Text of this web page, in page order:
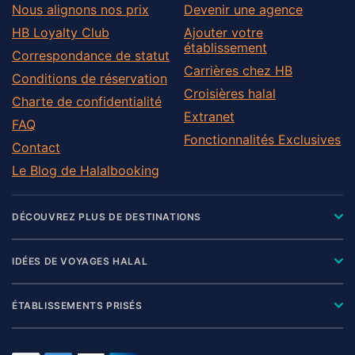
Tarzo
Treviso
Valdobbiadene
Vedelago
Villorba
Vittorio Veneto
Nous alignons nos prix
HB Loyalty Club
Correspondance de statut
Conditions de réservation
Charte de confidentialité
FAQ
Contact
Le Blog de Halalbooking
Devenir une agence
Ajouter votre
établissement
Carrières chez HB
Croisières halal
Extranet
Fonctionnalités Exclusives
DÉCOUVREZ PLUS DE DESTINATIONS
IDÉES DE VOYAGES HALAL
ÉTABLISSEMENTS PRISÉS